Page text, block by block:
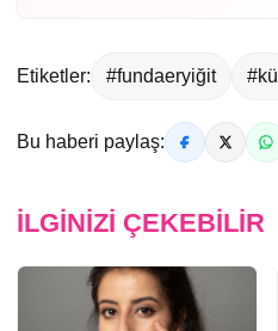
Etiketler: #fundaeryiğit #kül
Bu haberi paylaş:
İLGINIZI ÇEKEBILIR